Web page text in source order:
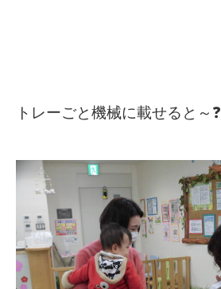
トレーごと機械に載せると～❓